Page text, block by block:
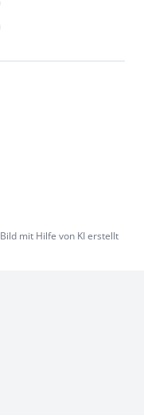
Bild mit Hilfe von KI erstellt